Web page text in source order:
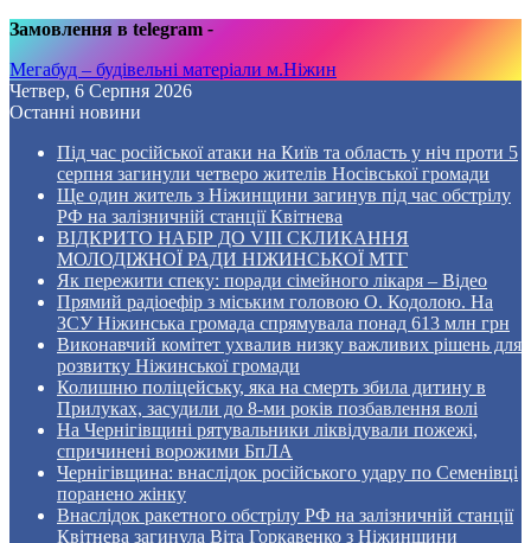
Замовлення в telegram -
Мегабуд – будівельні матеріали м.Ніжин
Четвер, 6 Серпня 2026
Останні новини
Під час російської атаки на Київ та область у ніч проти 5
серпня загинули четверо жителів Носівської громади
Ще один житель з Ніжинщини загинув під час обстрілу
РФ на залізничній станції Квітнева
ВІДКРИТО НАБІР ДО VIII СКЛИКАННЯ
МОЛОДІЖНОЇ РАДИ НІЖИНСЬКОЇ МТГ
Як пережити спеку: поради сімейного лікаря – Відео
Прямий радіоефір з міським головою О. Кодолою. На
ЗСУ Ніжинська громада спрямувала понад 613 млн грн
Виконавчий комітет ухвалив низку важливих рішень для
розвитку Ніжинської громади
Колишню поліцейську, яка на смерть збила дитину в
Прилуках, засудили до 8-ми років позбавлення волі
На Чернігівщині рятувальники ліквідували пожежі,
спричинені ворожими БпЛА
Чернігівщина: внаслідок російського удару по Семенівці
поранено жінку
Внаслідок ракетного обстрілу РФ на залізничній станції
Квітнева загинула Віта Горкавенко з Ніжинщини